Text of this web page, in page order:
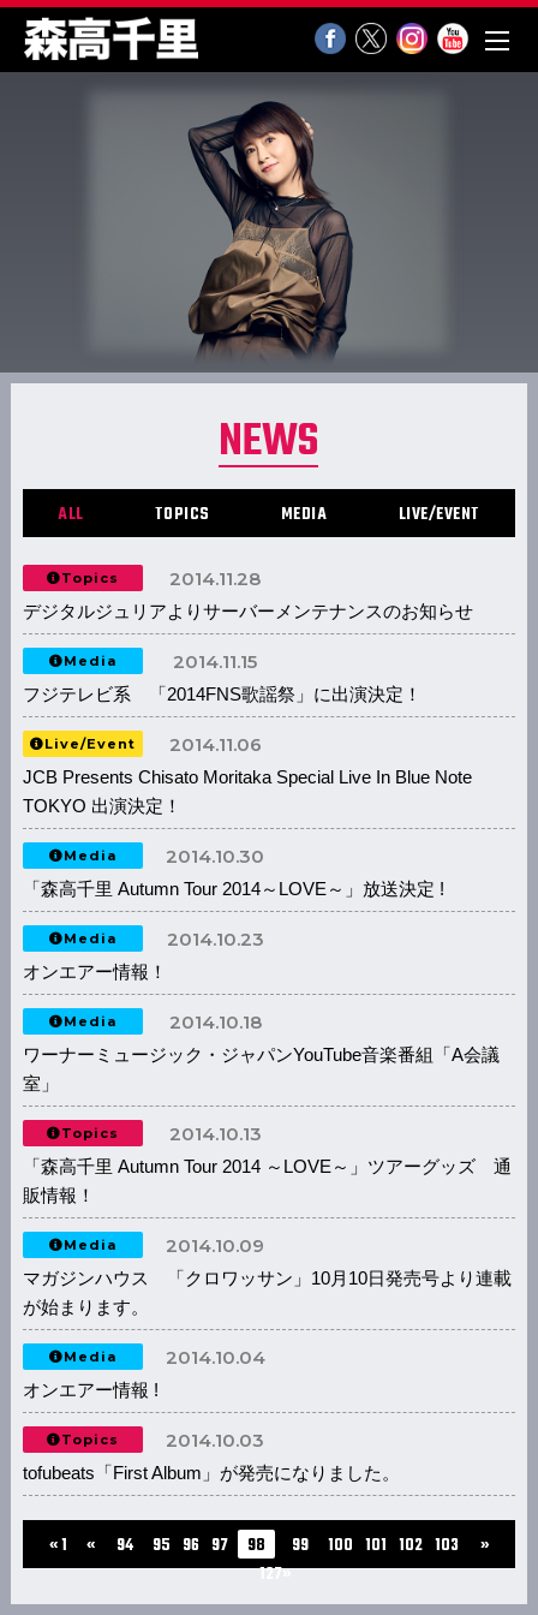
NEWS
ALL TOPICS MEDIA LIVE/EVENT
Topics 2014.11.28
デジタルジュリアよりサーバーメンテナンスのお知らせ
Media 2014.11.15
フジテレビ系 「2014FNS歌謡祭」に出演決定！
Live/Event 2014.11.06
JCB Presents Chisato Moritaka Special Live In Blue Note
TOKYO 出演決定！
Media 2014.10.30
「森高千里 Autumn Tour 2014～LOVE～」放送決定 !
Media 2014.10.23
オンエアー情報！
Media 2014.10.18
ワーナーミュージック・ジャパンYouTube音楽番組「A会議
室」
Topics 2014.10.13
「森高千里 Autumn Tour 2014 ～LOVE～」ツアーグッズ 通
販情報！
Media 2014.10.09
マガジンハウス 「クロワッサン」10月10日発売号より連載
が始まります。
Media 2014.10.04
オンエアー情報 !
Topics 2014.10.03
tofubeats「First Album」が発売になりました。
« 1 «... 94 95 96 97 98 99 100 101 102 103...
»
127»